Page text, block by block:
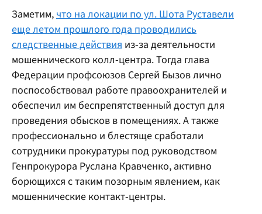
Заметим, что на локации по ул. Шота Руставели
еще летом прошлого года проводились
следственные действия из-за деятельности
мошеннического колл-центра. Тогда глава
Федерации профсоюзов Сергей Бызов лично
поспособствовал работе правоохранителей и
обеспечил им беспрепятственный доступ для
проведения обысков в помещениях. А также
профессионально и блестяще сработали
сотрудники прокуратуры под руководством
Генпрокурора Руслана Кравченко, активно
борющихся с таким позорным явлением, как
мошеннические контакт-центры.